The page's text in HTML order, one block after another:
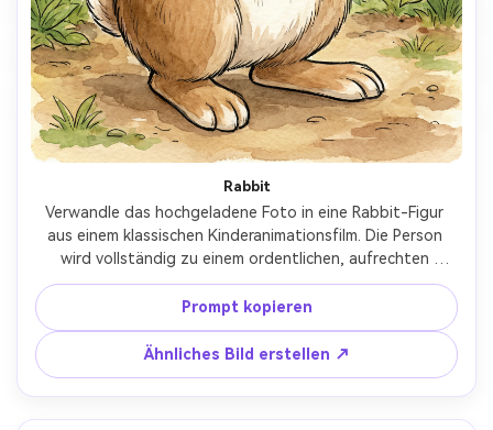
Rabbit
Verwandle das hochgeladene Foto in eine Rabbit-Figur
aus einem klassischen Kinderanimationsfilm. Die Person
wird vollständig zu einem ordentlichen, aufrechten
Kaninchen mit wachsamen Augen und einer organisierten,
ausdrucksstarken Persönlichkeit. Verwende handgemalten
Bilderbuchstil mit klaren Linien und Aquarelltexturen.
Warme Gelb- und Erdtöne, saubere Komposition. Die
Figur soll verantwortungsvoll, leicht ernst, aber fürsorglich
wirken. Einfacher Garten- oder Bilderbuch-Hintergrund.
Kein Realismus, keine menschlichen Gesichtszüge, kein
Prompt kopieren
Ähnliches Bild erstellen ↗